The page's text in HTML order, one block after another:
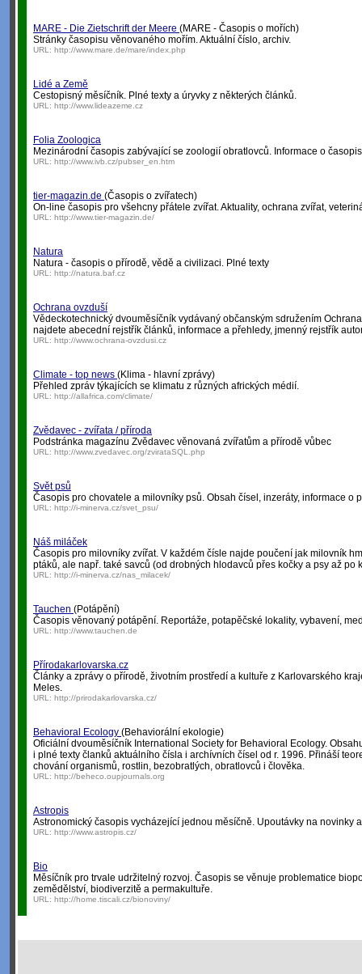
MARE - Die Zietschrift der Meere (MARE - Časopis o mořích)
Stránky časopisu věnovaného mořím. Aktuální číslo, archiv.
URL: http://www.mare.de/mare/index.php
Lidé a Země
Cestopisný měsíčník. Plné texty a úryvky z některých článků.
URL: http://www.lideazeme.cz
Folia Zoologica
Mezinárodní časopis zabývající se zoologií obratlovců. Informace o
URL: http://www.ivb.cz/pubser_en.htm
tier-magazin.de (Časopis o zvířatech)
On-line časopis pro všehcny přátele zvířat. Aktuality, ochrana zvířat,
URL: http://www.tier-magazin.de/
Natura
Natura - časopis o přírodě, vědě a civilizaci. Plné texty
URL: http://natura.baf.cz
Ochrana ovzduší
Vědeckotechnický dvouměsíčník vydávaný občanským sdružením
najdete abecední rejstřík článků, informace a přehledy, jmenný rejstřík
URL: http://www.ochrana-ovzdusi.cz
Climate - top news (Klima - hlavní zprávy)
Přehled zpráv týkajících se klimatu z různých afrických médií.
URL: http://allafrica.com/climate/
Zvědavec - zvířata / příroda
Podstránka magazínu Zvědavec věnovaná zvířatům a přírodě vůbec
URL: http://www.zvedavec.org/zvirataSQL.php
Svět psů
Časopis pro chovatele a milovníky psů. Obsah čísel, inzeráty, informace o
URL: http://i-minerva.cz/svet_psu/
Náš miláček
Časopis pro milovníky zvířat. V každém čísle najde poučení jak milovník
ptáků, ale např. také savců (od drobných hlodavců přes kočky a psy až po
URL: http://i-minerva.cz/nas_milacek/
Tauchen (Potápění)
Časopis věnovaný potápění. Reportáže, potapěčské lokality, vybavení,
URL: http://www.tauchen.de
Přírodakarlovarska.cz
Články a zprávy o přírodě, životním prostředí a kultuře z Karlovarského
Meles.
URL: http://prirodakarlovarska.cz/
Behavioral Ecology (Behaviorální ekologie)
Oficiální dvouměsíčník International Society for Behavioral Ecology.
i plné texty članků aktuálního čísla i archívních čísel od r. 1996. Přináší
chování organismů, rostlin, bezobratlých, obratlovců i člověka.
URL: http://beheco.oupjournals.org
Astropis
Astronomický časopis vycházející jednou měsíčně. Upoutávky na novinky
URL: http://www.astropis.cz/
Bio
Měsíčník pro trvale udržitelný rozvoj. Časopis se věnuje problematice
zemědělství, biodiverzitě a permakultuře.
URL: http://home.tiscali.cz/bionoviny/